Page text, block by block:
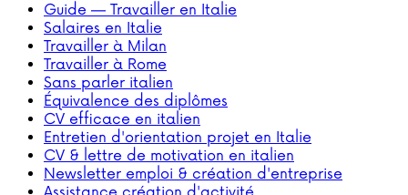
Guide — Travailler en Italie
Salaires en Italie
Travailler à Milan
Travailler à Rome
Sans parler italien
Équivalence des diplômes
CV efficace en italien
Entretien d'orientation projet en Italie
CV & lettre de motivation en italien
Newsletter emploi & création d'entreprise